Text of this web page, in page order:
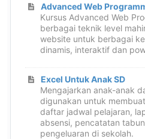
Advanced Web
Kursus Advanced Web
berbagai teknik level
website untuk berbagai
dinamis, interaktif dan
Excel Untuk Anak SD
Mengajarkan anak-anak
digunakan untuk
daftar jadwal pelajaran,
absensi, pencatatan
pengeluaran di sekolah.